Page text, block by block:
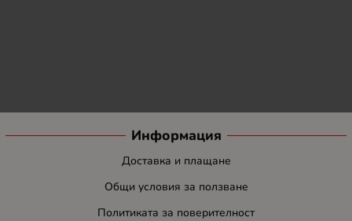
Информация
Доставка и плащане
Общи условия за ползване
Политиката за поверителност